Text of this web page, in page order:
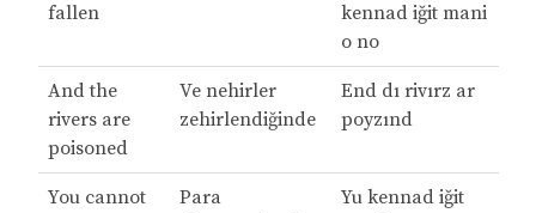
fallen
kennad iğit mani
o no
And the
rivers are
poisoned
Ve nehirler
zehirlendiğinde
End dı rivırz ar
poyzınd
You cannot
Para
Yu kennad iğit